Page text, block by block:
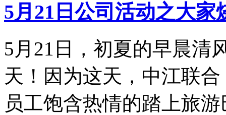
5月21日公司活动之大家
5月21日，初夏的早晨清
天！因为这天，中江联
员工饱含热情的踏上旅